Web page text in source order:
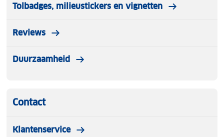
Tolbadges, milieustickers en vignetten
Reviews
Duurzaamheid
Contact
Klantenservice